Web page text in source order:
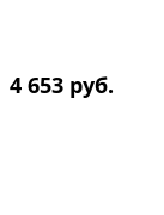
4 653 руб.